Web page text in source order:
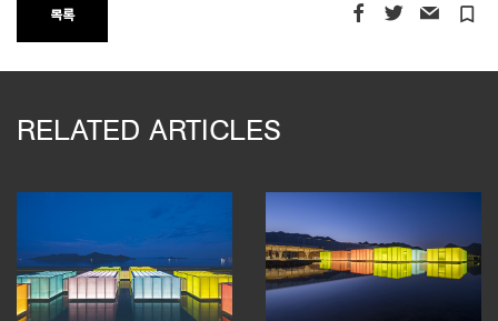
목록 turned_in_not
RELATED ARTICLES